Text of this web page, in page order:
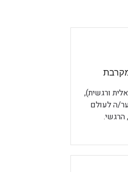
ורגשית),
ה לעולם
הרגשי.